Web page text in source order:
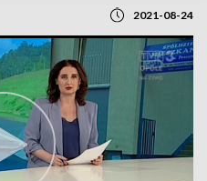
2021-08-24